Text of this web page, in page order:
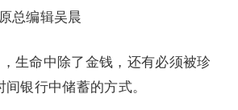
总编辑吴晨
生命中除了金钱，还有必须被珍
银行中储蓄的方式。